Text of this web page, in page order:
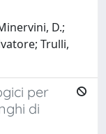
D.;
Trulli,
per
di